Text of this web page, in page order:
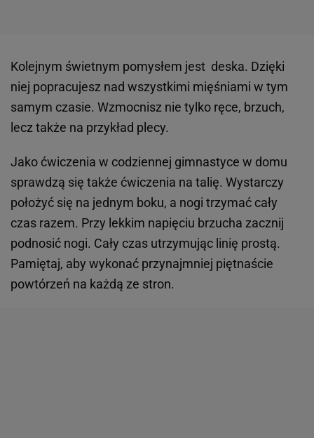
Kolejnym świetnym pomysłem jest deska. Dzięki
niej popracujesz nad wszystkimi mięśniami w tym
samym czasie. Wzmocnisz nie tylko ręce, brzuch,
lecz także na przykład plecy.
Jako ćwiczenia w codziennej gimnastyce w domu
sprawdzą się także ćwiczenia na talię. Wystarczy
położyć się na jednym boku, a nogi trzymać cały
czas razem. Przy lekkim napięciu brzucha zacznij
podnosić nogi. Cały czas utrzymując linię prostą.
Pamiętaj, aby wykonać przynajmniej piętnaście
powtórzeń na każdą ze stron.